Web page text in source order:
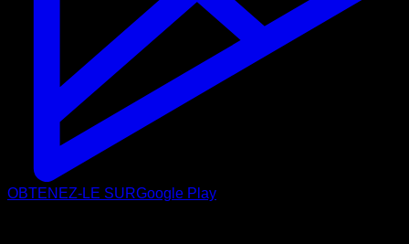
OBTENEZ-LE SURGoogle Play